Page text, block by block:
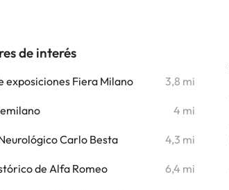
de interés
exposiciones Fiera Milano 3,8 mi
4 mi
Carlo Besta 4,3 mi
de Alfa Romeo 6,4 mi